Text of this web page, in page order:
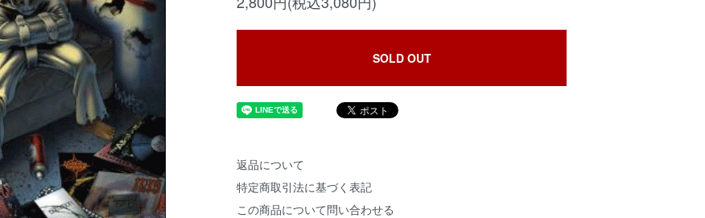
SOLD OUT
返品について
特定商取引法に基づく表記
この商品について問い合わせる